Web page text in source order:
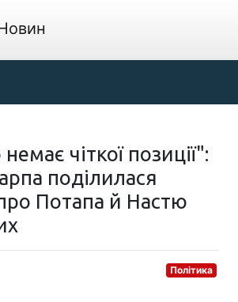
чіткої позиції":
поділилася
Потапа й Настю
Політика